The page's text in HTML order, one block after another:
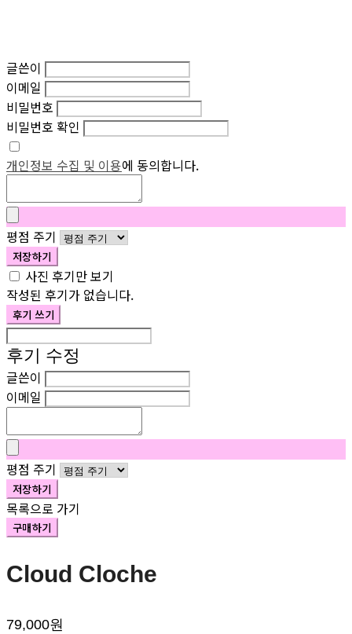
글쓴이
이메일
비밀번호
비밀번호 확인
개인정보 수집 및 이용에 동의합니다.
평점 주기
저장하기
사진 후기만 보기
작성된 후기가 없습니다.
후기 쓰기
후기 수정
글쓴이
이메일
평점 주기
저장하기
목록으로 가기
구매하기
Cloud Cloche
79,000원